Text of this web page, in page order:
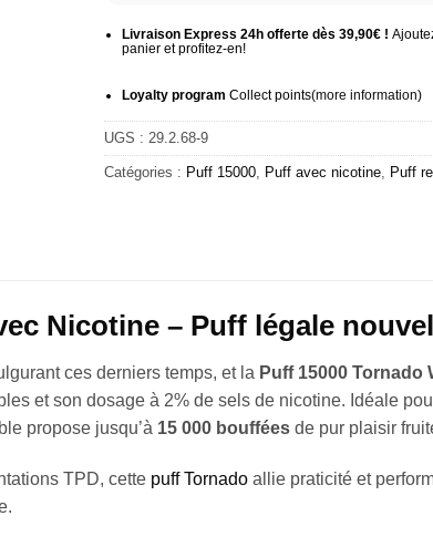
Livraison Express 24h offerte dès 39,90€ !
panier et profitez-en!
Loyalty program Collect points(more information)
UGS : 29.2.68-9
Catégories : Puff 15000 Puff avec nicotine Puff
Nicotine – Puff légale
ces derniers temps, et la Puff 15000 Tornado
et son dosage à 2% de sels de nicotine. Idéale
propose jusqu’à 15 000 bouffées de pur plaisir
TPD, cette puff Tornado allie praticité et